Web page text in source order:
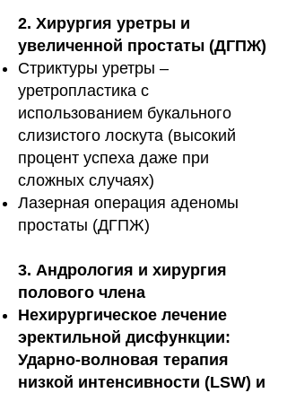
2. Хирургия уретры и
увеличенной простаты (ДГПЖ)
Стриктуры уретры –
уретропластика с
использованием букального
слизистого лоскута (высокий
процент успеха даже при
сложных случаях)
Лазерная операция аденомы
простаты (ДГПЖ)
3. Андрология и хирургия
полового члена
Нехирургическое лечение
эректильной дисфункции:
Ударно-волновая терапия
низкой интенсивности (LSW) и